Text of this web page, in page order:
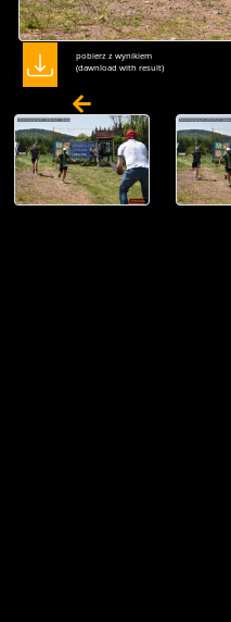
pobierz z wynikiem
(dawnload with result)